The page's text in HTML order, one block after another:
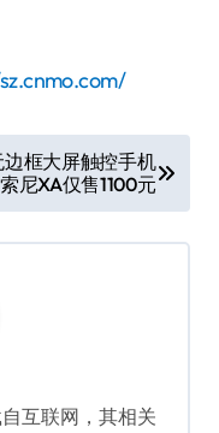
边框大屏触控手机
索尼XA仅售1100元
自互联网，其相关